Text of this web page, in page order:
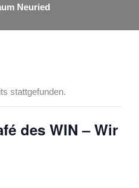
stattgefunden.
des WIN – Wir